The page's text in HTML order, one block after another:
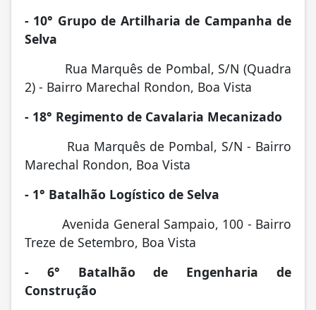
- 10° Grupo de Artilharia de Campanha de
Selva
Rua Marquês de Pombal, S/N (Quadra
2) - Bairro Marechal Rondon, Boa Vista
- 18° Regimento de Cavalaria Mecanizado
Rua Marquês de Pombal, S/N - Bairro
Marechal Rondon, Boa Vista
- 1° Batalhão Logístico de Selva
Avenida General Sampaio, 100 - Bairro
Treze de Setembro, Boa Vista
- 6° Batalhão de Engenharia de
Construção